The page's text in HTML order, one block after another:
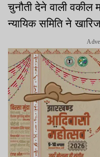
चुनौती देने वाली वकील
न्यायिक समिति ने